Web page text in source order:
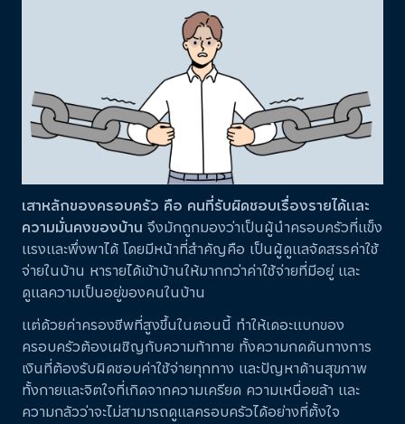
เสาหลักของครอบครัว คือ คนที่รับผิดชอบเรื่องรายได้และ
ความมั่นคงของบ้าน จึงมักถูกมองว่าเป็นผู้นำครอบครัวที่แข็ง
แรงและพึ่งพาได้ โดยมีหน้าที่สำคัญคือ เป็นผู้ดูแลจัดสรรค่าใช้
จ่ายในบ้าน หารายได้เข้าบ้านให้มากกว่าค่าใช้จ่ายที่มีอยู่ และ
ดูแลความเป็นอยู่ของคนในบ้าน
แต่ด้วยค่าครองชีพที่สูงขึ้นในตอนนี้ ทำให้เดอะแบกของ
ครอบครัวต้องเผชิญกับความท้าทาย ทั้งความกดดันทางการ
เงินที่ต้องรับผิดชอบค่าใช้จ่ายทุกทาง และปัญหาด้านสุขภาพ
ทั้งกายและจิตใจที่เกิดจากความเครียด ความเหนื่อยล้า และ
ความกลัวว่าจะไม่สามารถดูแลครอบครัวได้อย่างที่ตั้งใจ